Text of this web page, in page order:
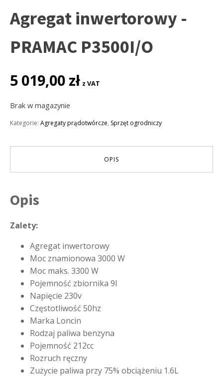
Agregat inwertorowy -
PRAMAC P3500I/O
5 019,00 zł z VAT
Brak w magazynie
Kategorie: Agregaty prądotwórcze, Sprzęt ogrodniczy
OPIS
Opis
Zalety:
Agregat inwertorowy
Moc znamionowa 3000 W
Moc maks. 3300 W
Pojemność zbiornika 9l
Napięcie 230v
Częstotliwość 50hz
Marka Loncin
Rodzaj paliwa benzyna
Pojemność 212cc
Rozruch ręczny
Zużycie paliwa przy 75% obciążeniu 1.6L